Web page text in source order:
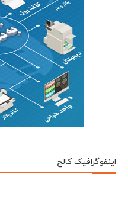
اینفوگرافیک کالج